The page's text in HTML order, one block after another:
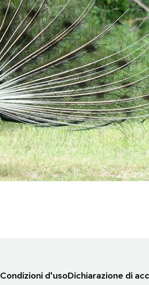
Condizioni d'usoDichiarazione di